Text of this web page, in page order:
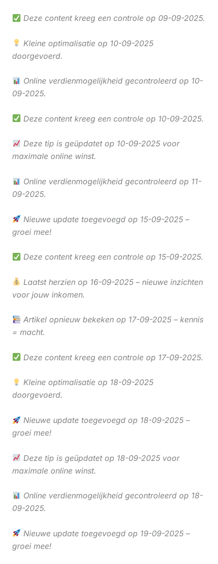
Deze content kreeg een controle op 09-09-2025.
Kleine optimalisatie op 10-09-2025
doorgevoerd.
Online verdienmogelijkheid gecontroleerd op 10-
09-2025.
Deze content kreeg een controle op 10-09-2025.
Deze tip is geüpdatet op 10-09-2025 voor
maximale online winst.
Online verdienmogelijkheid gecontroleerd op 11-
09-2025.
Nieuwe update toegevoegd op 15-09-2025 –
groei mee!
Deze content kreeg een controle op 15-09-2025.
Laatst herzien op 16-09-2025 – nieuwe inzichten
voor jouw inkomen.
Artikel opnieuw bekeken op 17-09-2025 – kennis
= macht.
Deze content kreeg een controle op 17-09-2025.
Kleine optimalisatie op 18-09-2025
doorgevoerd.
Nieuwe update toegevoegd op 18-09-2025 –
groei mee!
Deze tip is geüpdatet op 18-09-2025 voor
maximale online winst.
Online verdienmogelijkheid gecontroleerd op 18-
09-2025.
Nieuwe update toegevoegd op 19-09-2025 –
groei mee!